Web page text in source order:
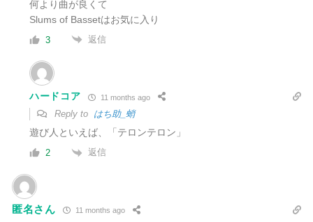
何より曲が良くて
Slums of Bassetはお気に入り
3 返信
ハードコア 11 months ago
Reply to はち助_蛸
遊び人といえば、「テロンテロン」
2 返信
匿名さん 11 months ago